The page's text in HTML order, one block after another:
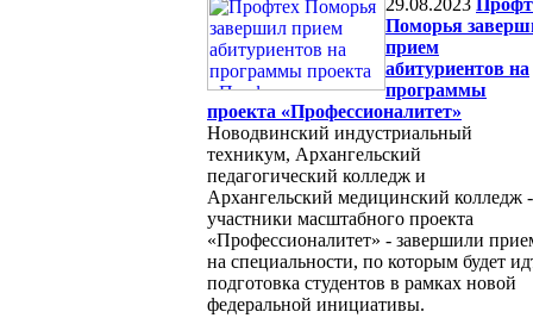
Поморья
прием
абитуриентов на
программы
проекта «Профессионалитет»
Новодвинский индустриальный
техникум, Архангельский
педагогический колледж и
Архангельский медицинский колледж -
участники масштабного проекта
«Профессионалитет» - завершили
на специальности, по которым будет
подготовка студентов в рамках новой
федеральной инициативы.